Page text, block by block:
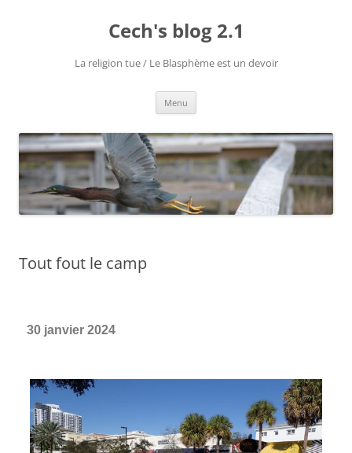
Cech's blog 2.1
La religion tue / Le Blasphème est un devoir
Menu
Tout fout le camp
30 janvier 2024